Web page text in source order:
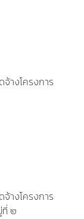
างโครงการ
างโครงการ
ที่ ๒